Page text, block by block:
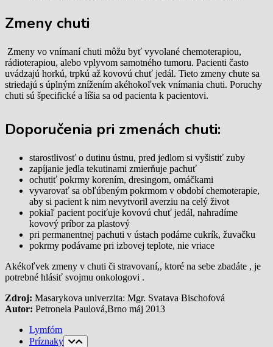
Zmeny chuti
Zmeny vo vnímaní chuti môžu byť vyvolané chemoterapiou,
rádioterapiou, alebo vplyvom samotného tumoru. Pacienti často
uvádzajú horkú, trpkú až kovovú chuť jedál. Tieto zmeny chute sa
striedajú s úplným znížením akéhokoľvek vnímania chuti. Poruchy
chuti sú špecifické a líšia sa od pacienta k pacientovi.
Doporučenia pri zmenách chuti:
starostlivosť o dutinu ústnu, pred jedlom si vyšistiť zuby
zapíjanie jedla tekutinami zmierňuje pachuť
ochutiť pokrmy korením, dresingom, omáčkami
vyvarovať sa obľúbeným pokrmom v období chemoterapie,
aby si pacient k nim nevytvoril averziu na celý život
pokiaľ pacient pociťuje kovovú chuť jedál, nahradíme
kovový príbor za plastový
pri permanentnej pachuti v ústach podáme cukrík, žuvačku
pokrmy podávame pri izbovej teplote, nie vriace
Akékoľvek zmeny v chuti či stravovaní,, ktoré na sebe zbadáte , je
potrebné hlásiť svojmu onkologovi .
Zdroj: Masarykova univerzita: Mgr. Svatava Bischofová
Autor: Petronela Paulová,Brno máj 2013
Lymfóm
Príznaky